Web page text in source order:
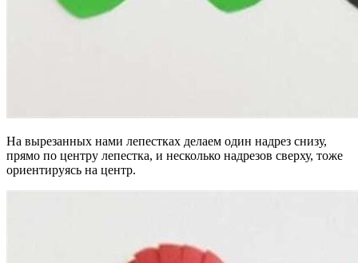
На вырезанных нами лепестках делаем один надрез снизу,
прямо по центру лепестка, и несколько надрезов сверху, тоже
ориентируясь на центр.